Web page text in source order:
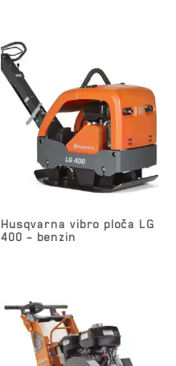
Husqvarna vibro ploča LG
400 – benzin